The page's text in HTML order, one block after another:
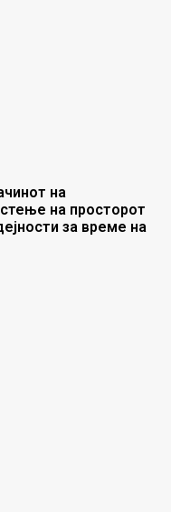
на
на просторот
за време на